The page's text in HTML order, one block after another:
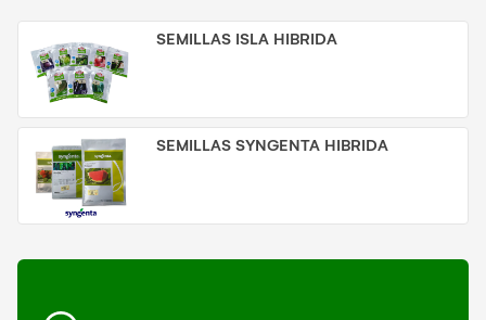
SEMILLAS ISLA HIBRIDA
SEMILLAS SYNGENTA HIBRIDA